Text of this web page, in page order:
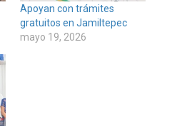
Apoyan con trámites
gratuitos en Jamiltepec
mayo 19, 2026